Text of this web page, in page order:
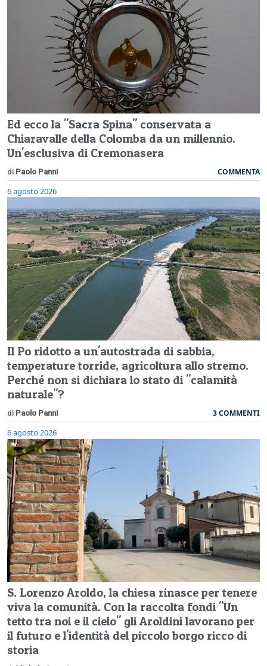
Ed ecco la "Sacra Spina" conservata a
Chiaravalle della Colomba da un millennio.
Un'esclusiva di Cremonasera
di Paolo Panni COMMENTA
6 agosto 2026
Il Po ridotto a un'autostrada di sabbia,
temperature torride, agricoltura allo stremo.
Perché non si dichiara lo stato di "calamità
naturale"?
di Paolo Panni 3 COMMENTI
6 agosto 2026
S. Lorenzo Aroldo, la chiesa rinasce per tenere
viva la comunità. Con la raccolta fondi "Un
tetto tra noi e il cielo" gli Aroldini lavorano per
il futuro e l'identità del piccolo borgo ricco di
storia